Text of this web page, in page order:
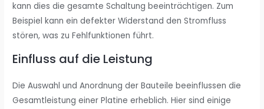
kann dies die gesamte Schaltung beeinträchtigen. Zum
Beispiel kann ein defekter Widerstand den Stromfluss
stören, was zu Fehlfunktionen führt.
Einfluss auf die Leistung
Die Auswahl und Anordnung der Bauteile beeinflussen die
Gesamtleistung einer Platine erheblich. Hier sind einige